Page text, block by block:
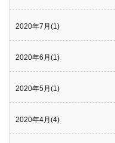
2020年7月(1)
2020年6月(1)
2020年5月(1)
2020年4月(4)